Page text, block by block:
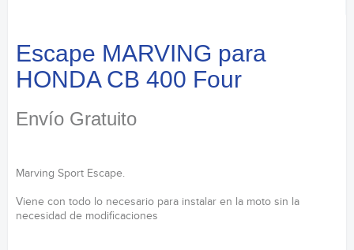
Escape MARVING para
HONDA CB 400 Four
Envío Gratuito
Marving Sport Escape.
Viene con todo lo necesario para instalar en la moto sin la
necesidad de modificaciones